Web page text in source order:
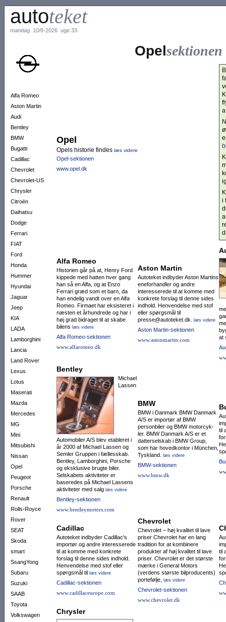
autoteket
mandag 10/8-2026 uge 33
Alfa Romeo
Aston Martin
Audi
Bentley
BMW
Bugatti
Cadillac
Chevrolet
Chevrolet-US
Chrysler
Citroën
Daihatsu
Dodge
Ferrari
FIAT
Ford
Honda
Hummer
Hyundai
Jaguar
Jeep
KIA
LADA
Lamborghini
Lancia
Land Rover
Lexus
Lotus
Maserati
Mazda
Mercedes
MG
Mini
Mitsubishi
Nissan
Opel
Peugeot
Porsche
Renault
Rolls-Royce
Rover
SEAT
Skoda
smart
SsangYong
Subaru
Suzuki
SAAB
Toyota
Volkswagen
Opelsektionen
Opel
Opels historie findes læs videre
Opel-sektionen
www.opel.dk
i
Alfa Romeo
Historien går på at, Henry Ford
kippede med hatten hver gang
han så en Alfa, og at Enzo
Ferrari græd som et barn, da
han endelig vandt over en Alfa
Romeo. Firmaet har eksisteret i
næsten et århundrede og har i
høj grad bidraget til at skabe
bilens læs videre
Alfa Romeo-sektionen
www.alfaromeo.dk
Aston Martin
Autoteket indbyder Aston Martins
eneforhandler og andre
interesserede til at komme med
konkrete forslag til denne sides
indhold. Henvendelse med stof
eller spørgsmål til
presse@autoteket.dk.
læs videre
Aston Martin-sektionen
www.astonmartin.com
at
Bentley
Michael
Lassen
Automobiler A/S blev etableret i
år 2000 af Michael Lassen og
Semler Gruppen i fællesskab.
Bentley, Lamborghini, Porsche
og eksklusive brugte biler.
Selskabets aktiviteter er
baseredes på Michael Lassens
aktiviteter med salg læs videre
Bentley-sektionen
www.bentleymotors.com
BMW
BMW i Danmark BMW Danmark
A/S er importør af BMW
personbiler og BMW motor­cyk­
ler. BMW Danmark A/S er et
datter­selskab i BMW Group,
som har ho­vedkontor i München,
Tyskland.
læs videre
BMW-sektionen
www.bmw.dk
til
Cadillac
Autoteket indbyder Cadillac's
importør og andre interesserede
til at komme med konkrete
forslag til denne sides indhold.
Henvendelse med stof eller
spørgsmål til læs videre
Cadillac-sektionen
www.cadillaceurope.com
Chevrolet
Chevrolet – høj kvalitet til lave
priser Chevrolet har en lang
tradition for at kombinere
produkter af høj kvalitet til lave
priser. Chevrolet er det største
mærke i General Motors
(verdens største bilproducents)
portefølje,
læs videre
Chevrolet-sektionen
www.chevrolet.dk
til
Chrysler